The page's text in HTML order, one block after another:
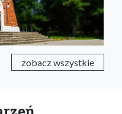
zobacz wszystkie